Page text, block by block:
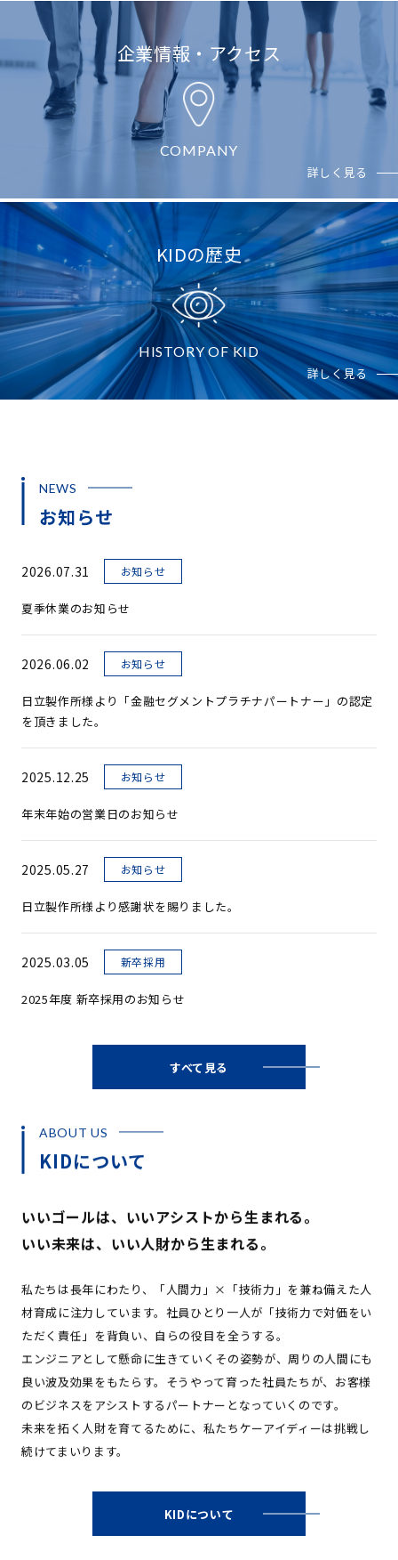
企業情報・アクセス
COMPANY
詳しく見る
KIDの歴史
HISTORY OF KID
詳しく見る
NEWS
お知らせ
すべて見る
2026.07.31 お知らせ
夏季休業のお知らせ
2026.06.02 お知らせ
日立製作所様より「金融セグメントプラチナパートナー」の認定
を頂きました。
2025.12.25 お知らせ
年末年始の営業日のお知らせ
2025.05.27 お知らせ
日立製作所様より感謝状を賜りました。
2025.03.05 新卒採用
2025年度 新卒採用のお知らせ
ABOUT US
KIDについて
いいゴールは、いいアシストから生まれる。
いい未来は、いい人財から生まれる。
私たちは長年にわたり、「人間力」×「技術力」を兼ね備えた人
材育成に注力しています。社員ひとり一人が「技術力で対価をい
ただく責任」を背負い、自らの役目を全うする。
エンジニアとして懸命に生きていくその姿勢が、周りの人間にも
良い波及効果をもたらす。そうやって育った社員たちが、お客様
のビジネスをアシストするパートナーとなっていくのです。
未来を拓く人財を育てるために、私たちケーアイディーは挑戦し
続けてまいります。
KIDについて